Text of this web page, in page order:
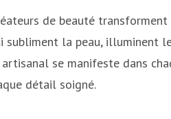
de beauté
subliment la peau, illuminent
se manifeste dans
détail soigné.